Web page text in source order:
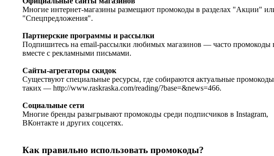
Многие интернет-магазины размещают промокоды в разделах "Акции"
"Спецпредложения".
Партнерские программы и рассылки
Подпишитесь на email-рассылки любимых магазинов — часто промокоды
вместе с рекламными письмами.
Сайты-агрегаторы скидок
Существуют специальные ресурсы, где собираются актуальные
таких — http://www.raskraska.com/reading/?base=&news=466.
Социальные сети
Многие бренды разыгрывают промокоды среди подписчиков в Instagram,
ВКонтакте и других соцсетях.
Как правильно использовать промокоды?